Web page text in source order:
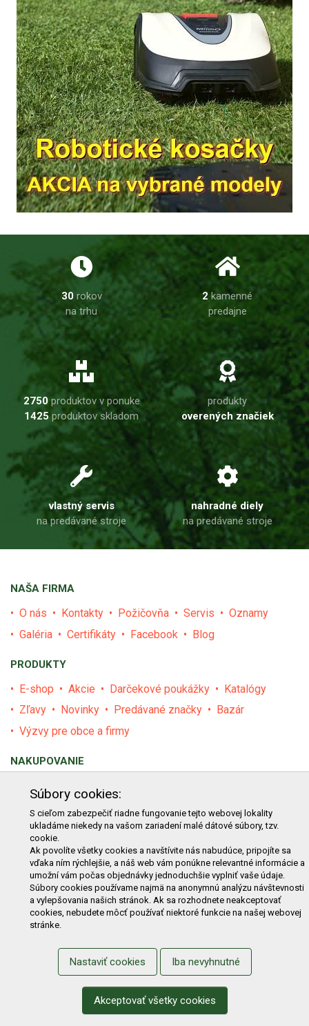
30rokov
na trhu
2 kamenné
predajne
2750produktov v ponuke
1425produktov skladom
produkty
overených značiek
vlastný servis
na predávané stroje
nahradné diely
na predávané stroje
NAŠA FIRMA
O nás Kontakty Požičovňa Servis
Oznamy
Galéria
Certifikáty Facebook Blog
PRODUKTY
E-shop Akcie Darčekové poukážky
Katalógy
Zľavy
Novinky Predávané značky
Bazár
Výzvy pre obce a firmy
NAKUPOVANIE
Obchodné podmienky
Reklamačný poriadok
Reklamačný protokol
Odstúpenie od kúpy
Protokol na odstúpenie od kúpy
Alternatívne riešenie sporu
Ochrana osobných údajov
Používanie cookies
Nákup na splátky
ZÁKAZNÍK
Prihlásenie
Zmena hesla
Prihlasiť sa na odber noviniek
Nastavenie cookies
Podmienky zadávania hodnotení
Odstúpenie od zmluvy online
Súbory cookies:
S cieľom zabezpečiť riadne fungovanie tejto webovej lokality
ukladáme niekedy na vašom zariadení malé dátové súbory, tzv.
cookie.
Ak povolíte všetky cookies a navštívite nás nabudúce, pripojíte sa
vďaka ním rýchlejšie, a náš web vám ponúkne relevantné informácie a
umožní vám počas objednávky jednoduchšie vyplniť vaše údaje.
Súbory cookies používame najmä na anonymnú analýzu návštevnosti
a vylepšovania našich stránok. Ak sa rozhodnete neakceptovať
cookies, nebudete môcť používať niektoré funkcie na našej webovej
stránke.
Nastaviť cookies Iba nevyhnutné
Akceptovať všetky cookies